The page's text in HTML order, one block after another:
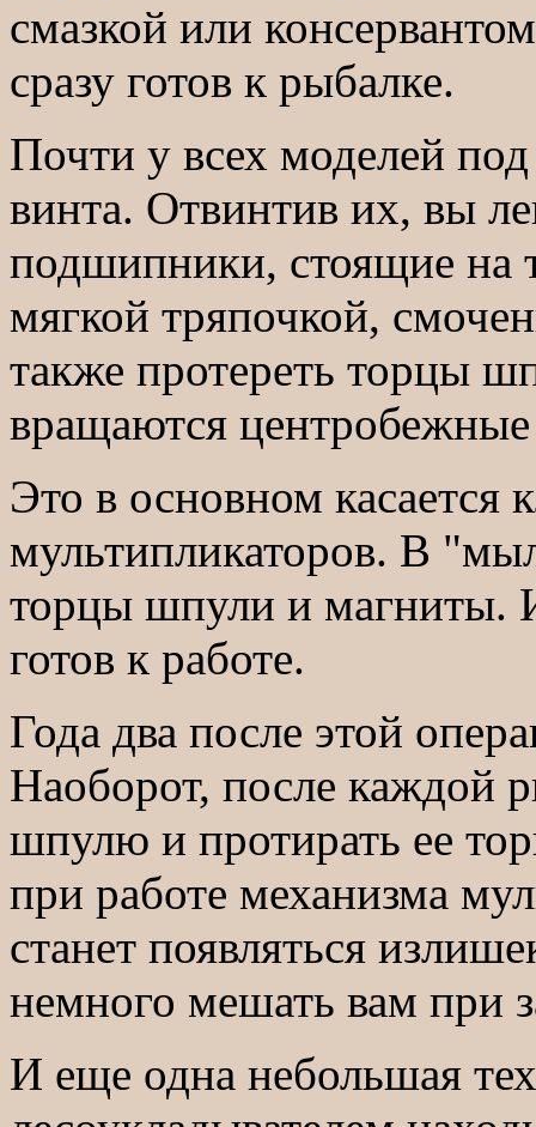
смазкой или
сразу готов к рыбалке.
Почти у всех моделей
винта. Отвинтив их, вы
подшипники, стоящие на
мягкой тряпочкой,
также протереть торцы
вращаются
Это в основном касается
мультипликаторов. В
торцы шпули и магниты.
готов к работе.
Года два после этой
Наоборот, после каждой
шпулю и протирать ее
при работе механизма
станет появляться
немного мешать вам при
И еще одна небольшая